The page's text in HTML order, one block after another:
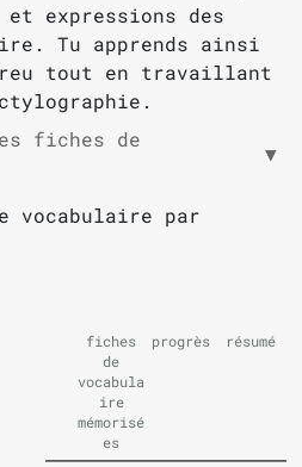
expressions des
Tu apprends ainsi
tout en travaillant
fiches de
▼
vocabulaire par
fiches
de
vocabula
ire
mémorisé
es
progrès résumé